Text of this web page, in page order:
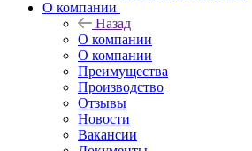
О компании
Назад
О компании
О компании
Преимущества
Производство
Отзывы
Новости
Вакансии